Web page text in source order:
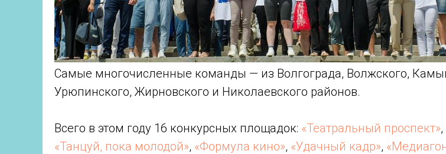
Самые многочисленные команды — из Волгограда, Волжского,
Урюпинского, Жирновского и Николаевского районов.
Всего в этом году 16 конкурсных площадок: «Театральный проспект»,
«Танцуй, пока молодой», «Формула кино», «Удачный кадр»,